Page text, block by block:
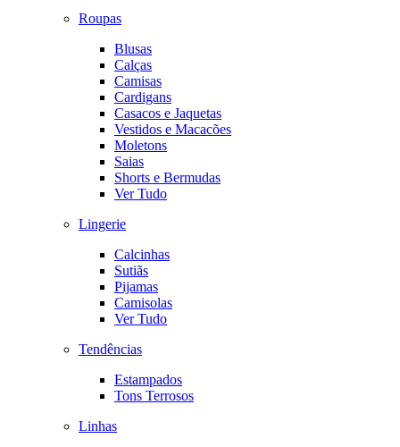
Roupas
Blusas
Calças
Camisas
Cardigans
Casacos e Jaquetas
Vestidos e Macacões
Moletons
Saias
Shorts e Bermudas
Ver Tudo
Lingerie
Calcinhas
Sutiãs
Pijamas
Camisolas
Ver Tudo
Tendências
Estampados
Tons Terrosos
Linhas